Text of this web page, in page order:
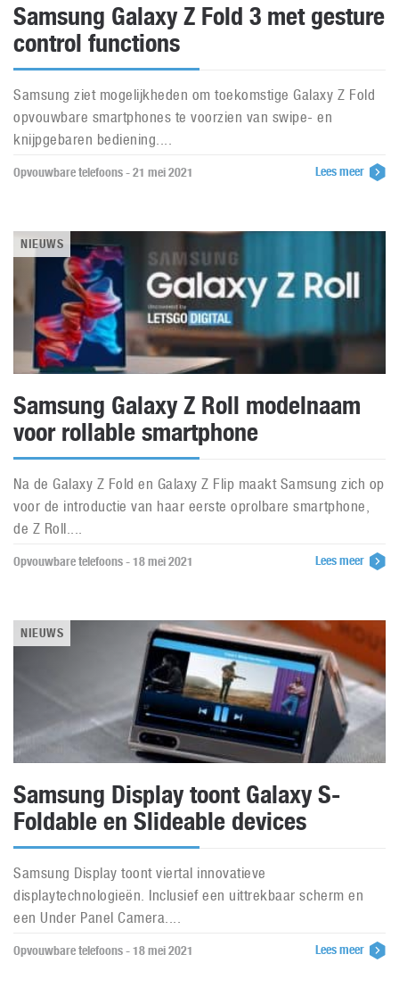
Samsung Galaxy Z Fold 3 met gesture
control functions
Samsung ziet mogelijkheden om toekomstige Galaxy Z Fold
opvouwbare smartphones te voorzien van swipe- en
knijpgebaren bediening....
Opvouwbare telefoons - 21 mei 2021 Lees meer
NIEUWS
Samsung Galaxy Z Roll modelnaam
voor rollable smartphone
Na de Galaxy Z Fold en Galaxy Z Flip maakt Samsung zich op
voor de introductie van haar eerste oprolbare smartphone,
de Z Roll....
Opvouwbare telefoons - 18 mei 2021 Lees meer
NIEUWS
Samsung Display toont Galaxy S-
Foldable en Slideable devices
Samsung Display toont viertal innovatieve
displaytechnologieën. Inclusief een uittrekbaar scherm en
een Under Panel Camera....
Opvouwbare telefoons - 18 mei 2021 Lees meer